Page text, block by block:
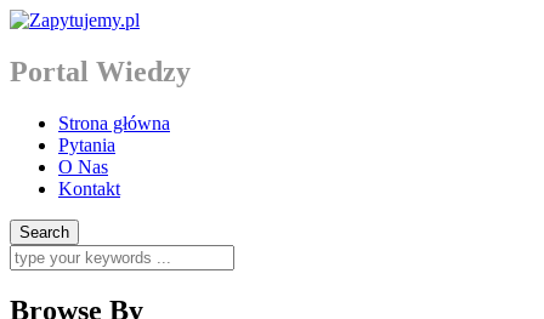
Portal Wiedzy
Strona główna
Pytania
O Nas
Kontakt
Browse By